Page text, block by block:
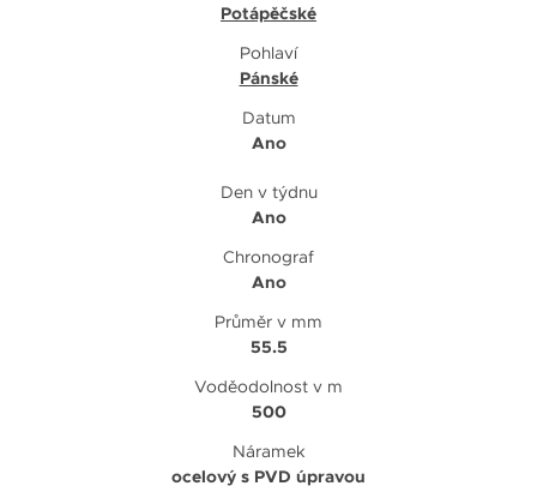
Potápěčské
Pohlaví
Pánské
Datum
Ano
Den v týdnu
Ano
Chronograf
Ano
Průměr v mm
55.5
Voděodolnost v m
500
Náramek
ocelový s PVD úpravou